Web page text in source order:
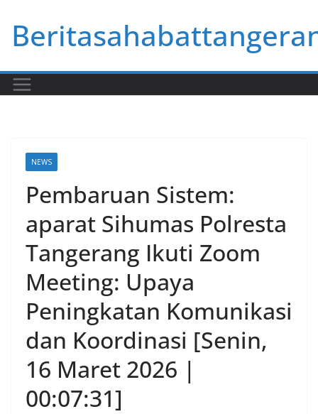
content
NEWS
Pembaruan Sistem:
aparat Sihumas Polresta
Tangerang Ikuti Zoom
Meeting: Upaya
Peningkatan Komunikasi
dan Koordinasi [Senin,
16 Maret 2026 |
00:07:31]